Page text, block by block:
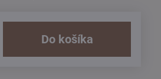
Do košíka